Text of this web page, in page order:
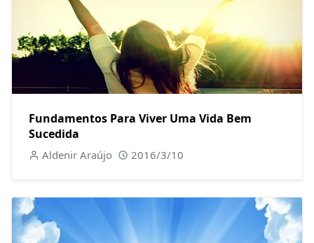
Fundamentos Para Viver Uma Vida Bem
Sucedida
Aldenir Araújo 2016/3/10